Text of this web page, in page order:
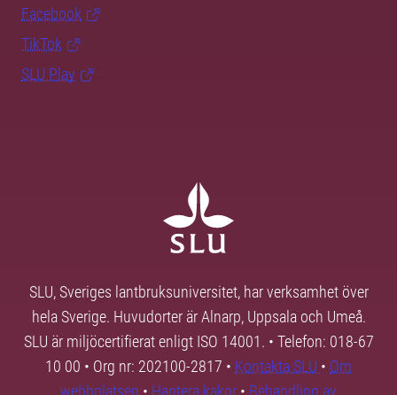
Facebook
TikTok
SLU Play
SLU, Sveriges lantbruksuniversitet, har verksamhet över
hela Sverige. Huvudorter är Alnarp, Uppsala och Umeå.
SLU är miljöcertifierat enligt ISO 14001. • Telefon: 018-67
10 00 • Org nr: 202100-2817 • Kontakta SLU • Om
webbplatsen • Hantera kakor • Behandling av